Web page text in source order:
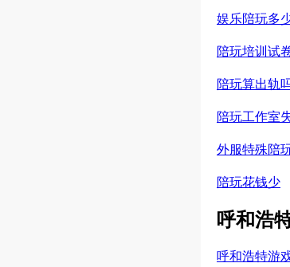
娱乐陪玩多
陪玩培训试
陪玩算出轨
陪玩工作室
外服特殊陪
陪玩花钱少
呼和浩
呼和浩特游